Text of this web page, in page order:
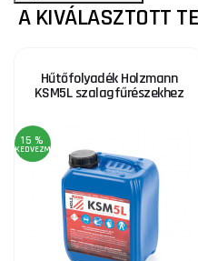
A KIVÁLASZTOTT
Hűtőfolyadék Holzmann
KSM5L szalagfűrészekhez
15 %
KEDVEZMÉNY